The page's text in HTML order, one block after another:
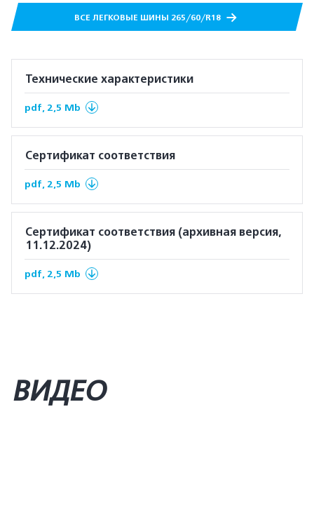
ВСЕ ЛЕГКОВЫЕ ШИНЫ 265/60/R18
Технические характеристики
pdf, 2,5 Mb
Сертификат соответствия
pdf, 2,5 Mb
Сертификат соответствия (архивная версия,
11.12.2024)
pdf, 2,5 Mb
ВИДЕО